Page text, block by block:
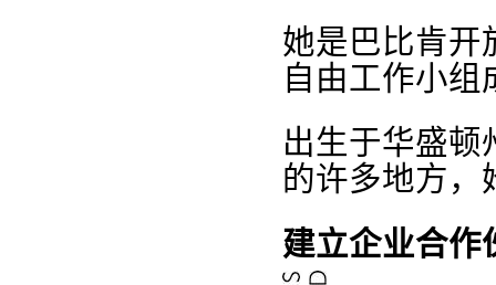
她是巴比肯开
自由工作小组
出生于华盛顿
的许多地方，
建立企业合作